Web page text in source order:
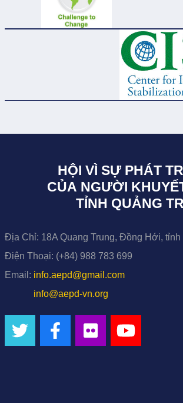
HỘI VÌ SỰ PHÁT
CỦA NGƯỜI
TỈNH QUẢNG
Địa Chỉ: 18A Quang Trung, Đồng Hới, tỉnh
Điện Thoại: (+84) 988 783 699
Email: info.aepd@gmail.com
info@aepd-vn.org